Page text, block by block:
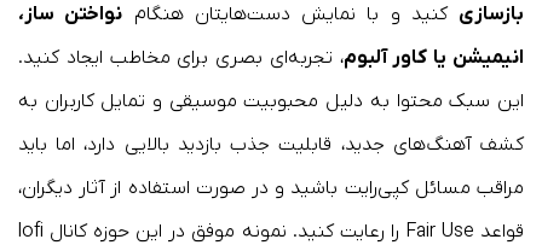
بازسازی کنید و با نمایش دست‌هایتان هنگام نواختن ساز،
انیمیشن یا کاور آلبوم، تجربه‌ای بصری برای مخاطب ایجاد کنید.
این سبک محتوا به دلیل محبوبیت موسیقی و تمایل کاربران به
کشف آهنگ‌های جدید، قابلیت جذب بازدید بالایی دارد، اما باید
مراقب مسائل کپی‌رایت باشید و در صورت استفاده از آثار دیگران،
قواعد Fair Use را رعایت کنید. نمونه موفق در این حوزه کانال lofi